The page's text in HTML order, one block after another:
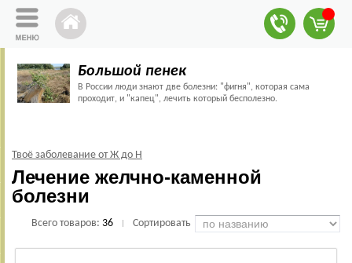
Большой пенек
В России люди знают две болезни: "фигня", которая сама
проходит, и "капец", лечить который бесполезно.
Твоё заболевание от Ж до Н
Лечение желчно-каменной
болезни
Всего товаров: 36 Сортировать